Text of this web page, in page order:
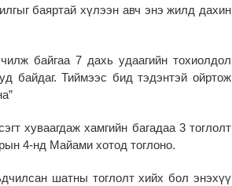
баяртай хүлээн авч энэ жилд дахин
байгаа 7 дахь удаагийн тохиолдол
байдаг. Тиймээс бид тэдэнтэй ойртож
хуваагдаж хамгийн багадаа 3 тоглолт
4-нд Майами хотод тоглоно.
шатны тоглолт хийх бол энэхүү